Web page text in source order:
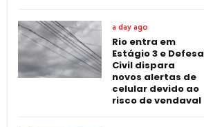
a day ago
Rio entra em
Estágio 3 e Defesa
Civil dispara
novos alertas de
celular devido ao
risco de vendaval